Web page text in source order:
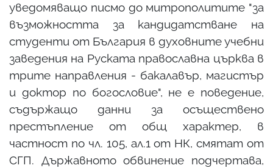
уведомяващо писмо до митрополитите "за
възможността за кандидатстване на
студенти от България в духовните учебни
заведения на Руската православна църква в
трите направления - бакалавър, магистър
и доктор по богословие", не е поведение,
съдържащо данни за осъществено
престъпление от общ характер, в
частност по чл. 105, ал.1 от НК, смятат от
СГП. Държавното обвинение подчертава,